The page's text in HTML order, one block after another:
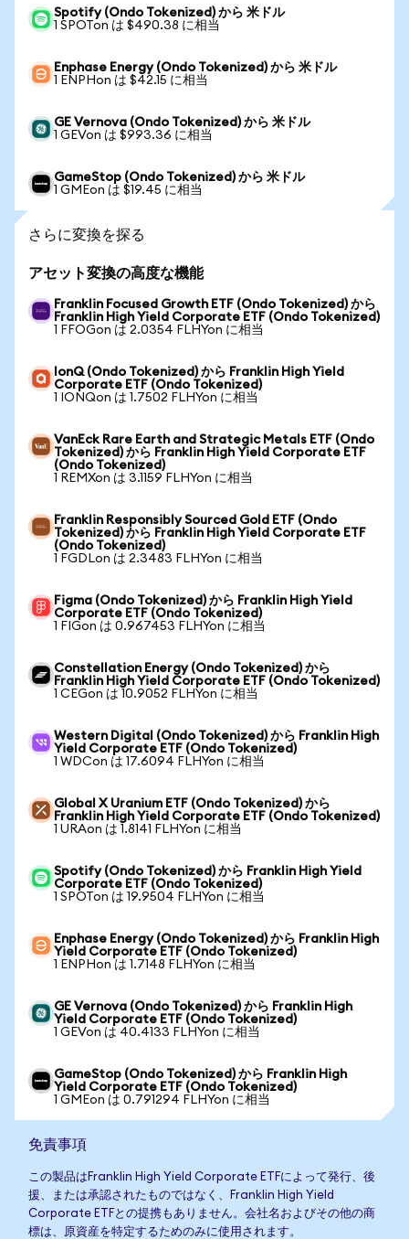
Spotify (Ondo Tokenized) から 米ドル
1 SPOTon は $490.38 に相当
Enphase Energy (Ondo Tokenized) から 米ドル
1 ENPHon は $42.15 に相当
GE Vernova (Ondo Tokenized) から 米ドル
1 GEVon は $993.36 に相当
GameStop (Ondo Tokenized) から 米ドル
1 GMEon は $19.45 に相当
さらに変換を探る
アセット変換の高度な機能
Franklin Focused Growth ETF (Ondo Tokenized) から
Franklin High Yield Corporate ETF (Ondo Tokenized)
1 FFOGon は 2.0354 FLHYon に相当
IonQ (Ondo Tokenized) から Franklin High Yield
Corporate ETF (Ondo Tokenized)
1 IONQon は 1.7502 FLHYon に相当
VanEck Rare Earth and Strategic Metals ETF (Ondo
Tokenized) から Franklin High Yield Corporate ETF
(Ondo Tokenized)
1 REMXon は 3.1159 FLHYon に相当
Franklin Responsibly Sourced Gold ETF (Ondo
Tokenized) から Franklin High Yield Corporate ETF
(Ondo Tokenized)
1 FGDLon は 2.3483 FLHYon に相当
Figma (Ondo Tokenized) から Franklin High Yield
Corporate ETF (Ondo Tokenized)
1 FIGon は 0.967453 FLHYon に相当
Constellation Energy (Ondo Tokenized) から
Franklin High Yield Corporate ETF (Ondo Tokenized)
1 CEGon は 10.9052 FLHYon に相当
Western Digital (Ondo Tokenized) から Franklin High
Yield Corporate ETF (Ondo Tokenized)
1 WDCon は 17.6094 FLHYon に相当
Global X Uranium ETF (Ondo Tokenized) から
Franklin High Yield Corporate ETF (Ondo Tokenized)
1 URAon は 1.8141 FLHYon に相当
Spotify (Ondo Tokenized) から Franklin High Yield
Corporate ETF (Ondo Tokenized)
1 SPOTon は 19.9504 FLHYon に相当
Enphase Energy (Ondo Tokenized) から Franklin High
Yield Corporate ETF (Ondo Tokenized)
1 ENPHon は 1.7148 FLHYon に相当
GE Vernova (Ondo Tokenized) から Franklin High
Yield Corporate ETF (Ondo Tokenized)
1 GEVon は 40.4133 FLHYon に相当
GameStop (Ondo Tokenized) から Franklin High
Yield Corporate ETF (Ondo Tokenized)
1 GMEon は 0.791294 FLHYon に相当
免責事項
この製品はFranklin High Yield Corporate ETFによって発行、後
援、または承認されたものではなく、Franklin High Yield
Corporate ETFとの提携もありません。会社名およびその他の商
標は、原資産を特定するためのみに使用されます。